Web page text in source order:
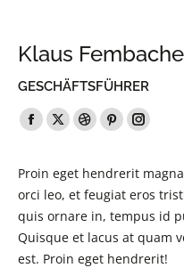
Klaus
GESCHÄFTSFÜHRER
Facebook
opens
in
new
window
X
opens
in
new
window
Dribbble
opens
in
new
window
Pinterest
opens
in
new
window
opens
in
new
window
Proin eget hendrerit
orci leo, et feugiat eros
quis ornare in, tempus id
Quisque et lacus at quam
est. Proin eget hendrerit!